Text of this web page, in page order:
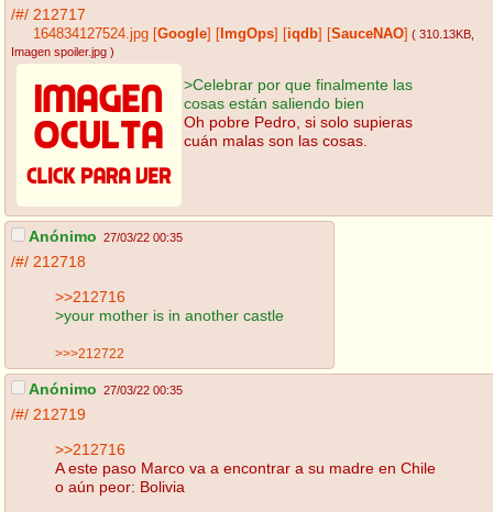
/#/ 212717
164834127524.jpg Google ImgOps iqdb SauceNAO ( 310.13KB
Imagen spoiler.jpg )
>Celebrar por que finalmente las
cosas están saliendo bien
Oh pobre Pedro, si solo supieras
cuán malas son las cosas.
Anónimo 27/03/22 00:35
/#/ 212718
>>212716
>your mother is in another castle
>>>212722
Anónimo 27/03/22 00:35
/#/ 212719
>>212716
A este paso Marco va a encontrar a su madre en Chile
o aún peor: Bolivia